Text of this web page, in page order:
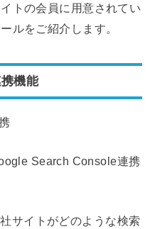
トの会員に用意されてい
ルをご紹介します。
機能
Search Console連携
サイトがどのような検索